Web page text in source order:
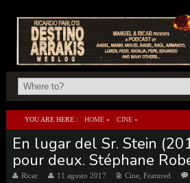
YOU ARE HERE : HOME » CINE »
EN LUGAR DEL SR. STEIN (2017 UN PROFIL POUR
En lugar del Sr. Stein
pour deux. Stéphane
Ricar 11 agosto 2017 Cine, Featured